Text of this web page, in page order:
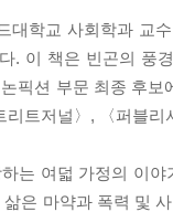
대학교 사회학과 교
. 이 책은 빈곤의 풍
픽션 부문 최종 후보
리트저널〉, 〈퍼블
는 여덟 가정의 이
은 마약과 폭력 및